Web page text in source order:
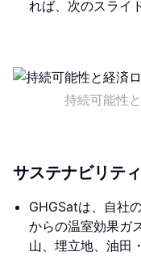
れば、次のスライ
持続可能性
サステナビリテ
GHGSatは、自社
からの温室効果ガ
山、埋立地、油田